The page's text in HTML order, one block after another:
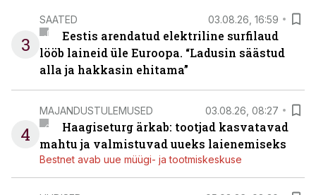
3
SAATED 03.08.26, 16:59
Eestis arendatud elektriline surfilaud
lööb laineid üle Euroopa. “Ladusin säästud
alla ja hakkasin ehitama”
4
MAJANDUSTULEMUSED 03.08.26, 08:27
Haagiseturg ärkab: tootjad kasvatavad
mahtu ja valmistuvad uueks laienemiseks
Bestnet avab uue müügi- ja tootmiskeskuse